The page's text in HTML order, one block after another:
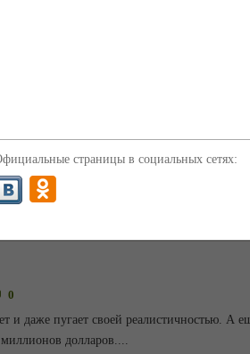
вторая)
выпущеных киностудией
поехавшем в отпуск в Африку
0
и даже пугает своей реалистичностью. А
долларов....
страницы в социальных сетях: